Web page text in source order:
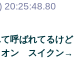
20:25:48.80
呼ばれてるけど
ン スイクン→